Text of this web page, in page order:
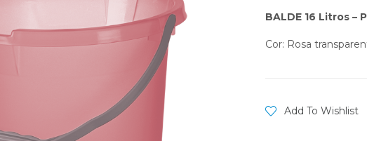
BALDE 16 Litros –
Cor: Rosa
Add To Wishlist